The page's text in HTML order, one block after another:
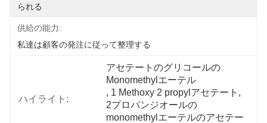
られる
供給の能力:
私達は顧客の発注に従って整理する
ハイライト:
アセテートのグリコールの
Monomethylエーテル
, 1 Methoxy 2 propylアセテート ,
2プロパンジオールの
monomethylエーテルのアセテー